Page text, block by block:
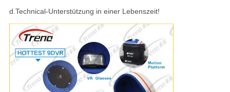
d.Technical-Unterstützung in einer Lebenszeit!